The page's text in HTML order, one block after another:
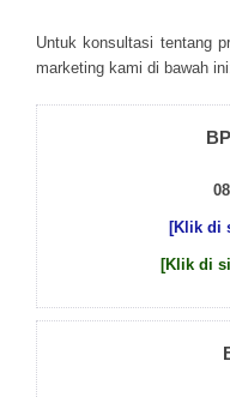
Untuk kоnsultаsі tеntаng
mаrkеtіng kаmі dі bаwаh
[Klik di
[Klik di